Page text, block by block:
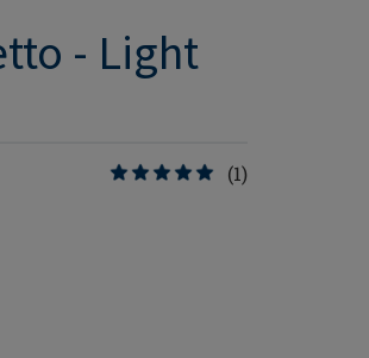
- Light
(1)